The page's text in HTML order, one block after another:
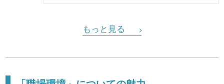
もっと見る